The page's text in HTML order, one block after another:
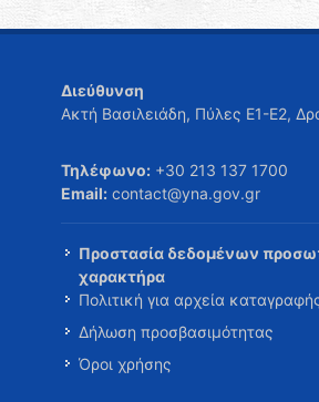
Διεύθυνση
Ακτή Βασιλειάδη, Πύλες Ε1-Ε2,
Τηλέφωνο: +30 213 137 1700
Email: contact@yna.gov.gr
Προστασία δεδομένων
χαρακτήρα
Πολιτική για αρχεία
Δήλωση προσβασιμότητας
Όροι χρήσης